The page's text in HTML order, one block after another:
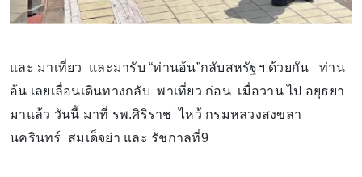
และ มาเที่ยว และมารับ “ท่านอ้น”กลับสหรัฐฯ ด้วยกัน ท่าน
อ้น เลยเลื่อนเดินทางกลับ พาเที่ยว ก่อน เมื่อวาน ไป อยุธยา
มาแล้ว วันนี้ มาที่ รพ.ศิริราช ไหว้ กรมหลวงสงขลา
นครินทร์ สมเด็จย่า และ รัชกาลที่9